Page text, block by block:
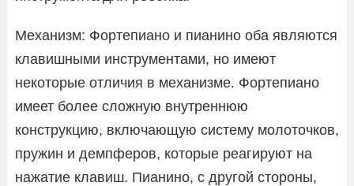
Механизм: Фортепиано и пианино оба являются
клавишными инструментами, но имеют
некоторые отличия в механизме. Фортепиано
имеет более сложную внутреннюю
конструкцию, включающую систему молоточков,
пружин и демпферов, которые реагируют на
нажатие клавиш. Пианино, с другой стороны,